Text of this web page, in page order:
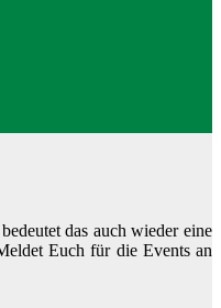
das auch wieder eine
Euch für die Events an